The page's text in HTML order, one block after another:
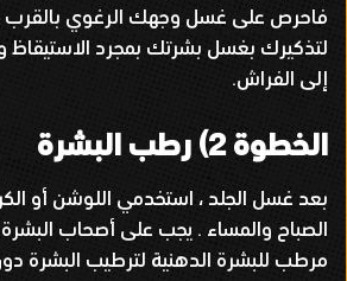
فاحرص على غسل وجهك الرغوي بالقرب
لتذكيرك بغسل بشرتك بمجرد الاستيقاظ
إلى الفراش.
الخطوة2) رطب البشرة
بعد غسل الجلد ، استخدمي اللوشن أو
الصباح والمساء . يجب على أصحاب البشرة
مرطب للبشرة الدهنية لترطيب البشرة